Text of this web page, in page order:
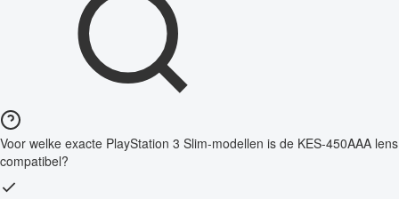
Voor welke exacte PlayStation 3 Slim-modellen is de KES-450AAA lens
compatibel?